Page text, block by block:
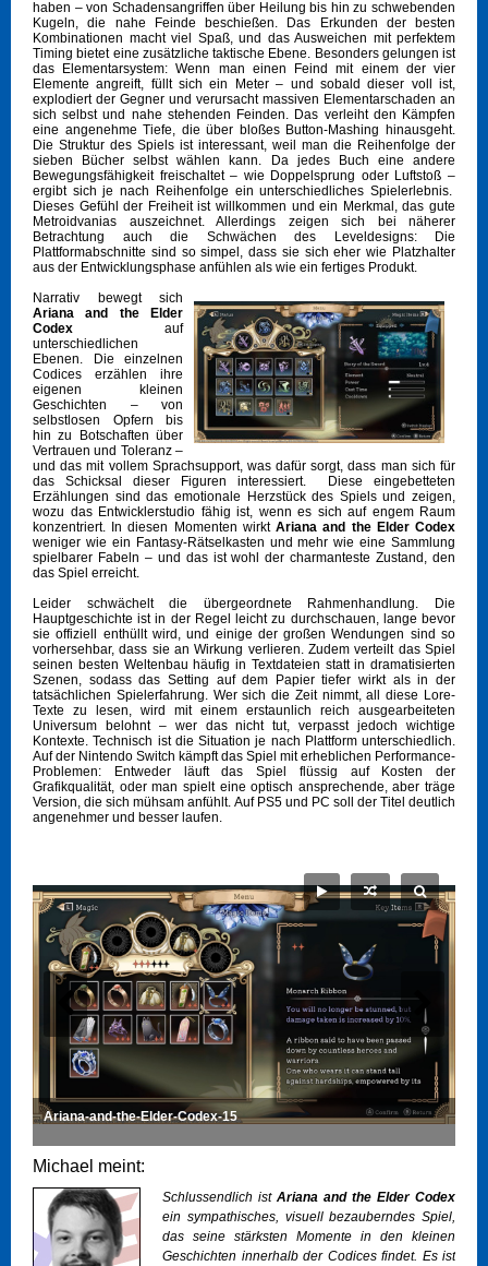
haben – von Schadensangriffen über Heilung bis hin zu schwebenden
Kugeln, die nahe Feinde beschießen. Das Erkunden der besten
Kombinationen macht viel Spaß, und das Ausweichen mit perfektem
Timing bietet eine zusätzliche taktische Ebene. Besonders gelungen ist
das Elementarsystem: Wenn man einen Feind mit einem der vier
Elemente angreift, füllt sich ein Meter – und sobald dieser voll ist,
explodiert der Gegner und verursacht massiven Elementarschaden an
sich selbst und nahe stehenden Feinden. Das verleiht den Kämpfen
eine angenehme Tiefe, die über bloßes Button-Mashing hinausgeht.
Die Struktur des Spiels ist interessant, weil man die Reihenfolge der
sieben Bücher selbst wählen kann. Da jedes Buch eine andere
Bewegungsfähigkeit freischaltet – wie Doppelsprung oder Luftstoß –
ergibt sich je nach Reihenfolge ein unterschiedliches Spielerlebnis.
Dieses Gefühl der Freiheit ist willkommen und ein Merkmal, das gute
Metroidvanias auszeichnet. Allerdings zeigen sich bei näherer
Betrachtung auch die Schwächen des Leveldesigns: Die
Plattformabschnitte sind so simpel, dass sie sich eher wie Platzhalter
aus der Entwicklungsphase anfühlen als wie ein fertiges Produkt.
Narrativ bewegt sich
Ariana and the Elder
Codex auf
unterschiedlichen
Ebenen. Die einzelnen
Codices erzählen ihre
eigenen kleinen
Geschichten – von
selbstlosen Opfern bis
hin zu Botschaften über
Vertrauen und Toleranz –
und das mit vollem Sprachsupport, was dafür sorgt, dass man sich für
das Schicksal dieser Figuren interessiert. Diese eingebetteten
Erzählungen sind das emotionale Herzstück des Spiels und zeigen,
wozu das Entwicklerstudio fähig ist, wenn es sich auf engem Raum
konzentriert. In diesen Momenten wirktAriana and the Elder Codex
weniger wie ein Fantasy-Rätselkasten und mehr wie eine Sammlung
spielbarer Fabeln – und das ist wohl der charmanteste Zustand, den
das Spiel erreicht.
Leider schwächelt die übergeordnete Rahmenhandlung. Die
Hauptgeschichte ist in der Regel leicht zu durchschauen, lange bevor
sie offiziell enthüllt wird, und einige der großen Wendungen sind so
vorhersehbar, dass sie an Wirkung verlieren. Zudem verteilt das Spiel
seinen besten Weltenbau häufig in Textdateien statt in dramatisierten
Szenen, sodass das Setting auf dem Papier tiefer wirkt als in der
tatsächlichen Spielerfahrung. Wer sich die Zeit nimmt, all diese Lore-
Texte zu lesen, wird mit einem erstaunlich reich ausgearbeiteten
Universum belohnt – wer das nicht tut, verpasst jedoch wichtige
Kontexte. Technisch ist die Situation je nach Plattform unterschiedlich.
Auf der Nintendo Switch kämpft das Spiel mit erheblichen Performance-
Problemen: Entweder läuft das Spiel flüssig auf Kosten der
Grafikqualität, oder man spielt eine optisch ansprechende, aber träge
Version, die sich mühsam anfühlt. Auf PS5 und PC soll der Titel deutlich
angenehmer und besser laufen.
Ariana-and-the-Elder-Codex-15
Michael meint:
Schlussendlich ist Ariana and the Elder Codex
ein sympathisches, visuell bezauberndes Spiel,
das seine stärksten Momente in den kleinen
Geschichten innerhalb der Codices findet. Es ist